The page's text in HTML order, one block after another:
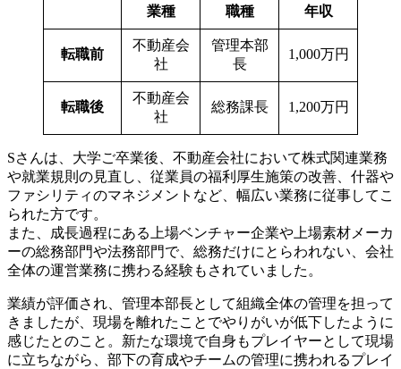
業種 職種 年収
転職前
不動産会
社
管理本部
長
1,000万円
転職後
不動産会
社
総務課長 1,200万円
Sさんは、大学ご卒業後、不動産会社において株式関連業務
や就業規則の見直し、従業員の福利厚生施策の改善、什器や
ファシリティのマネジメントなど、幅広い業務に従事してこ
られた方です。
また、成長過程にある上場ベンチャー企業や上場素材メーカ
ーの総務部門や法務部門で、総務だけにとらわれない、会社
全体の運営業務に携わる経験もされていました。
業績が評価され、管理本部長として組織全体の管理を担って
きましたが、現場を離れたことでやりがいが低下したように
感じたとのこと。新たな環境で自身もプレイヤーとして現場
に立ちながら、部下の育成やチームの管理に携われるプレイ